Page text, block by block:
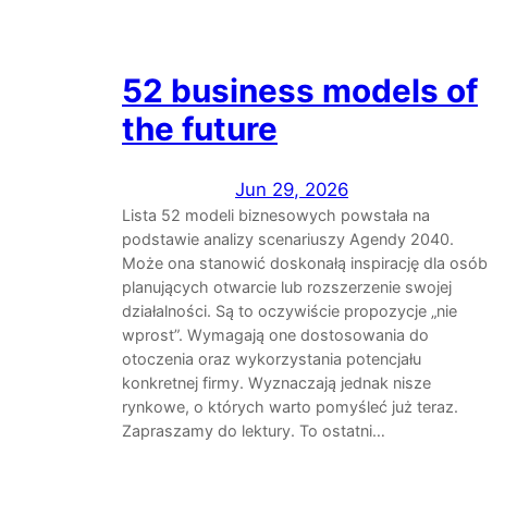
52 business models of
the future
Jun 29, 2026
Lista 52 modeli biznesowych powstała na
podstawie analizy scenariuszy Agendy 2040.
Może ona stanowić doskonałą inspirację dla osób
planujących otwarcie lub rozszerzenie swojej
działalności. Są to oczywiście propozycje „nie
wprost”. Wymagają one dostosowania do
otoczenia oraz wykorzystania potencjału
konkretnej firmy. Wyznaczają jednak nisze
rynkowe, o których warto pomyśleć już teraz.
Zapraszamy do lektury. To ostatni…